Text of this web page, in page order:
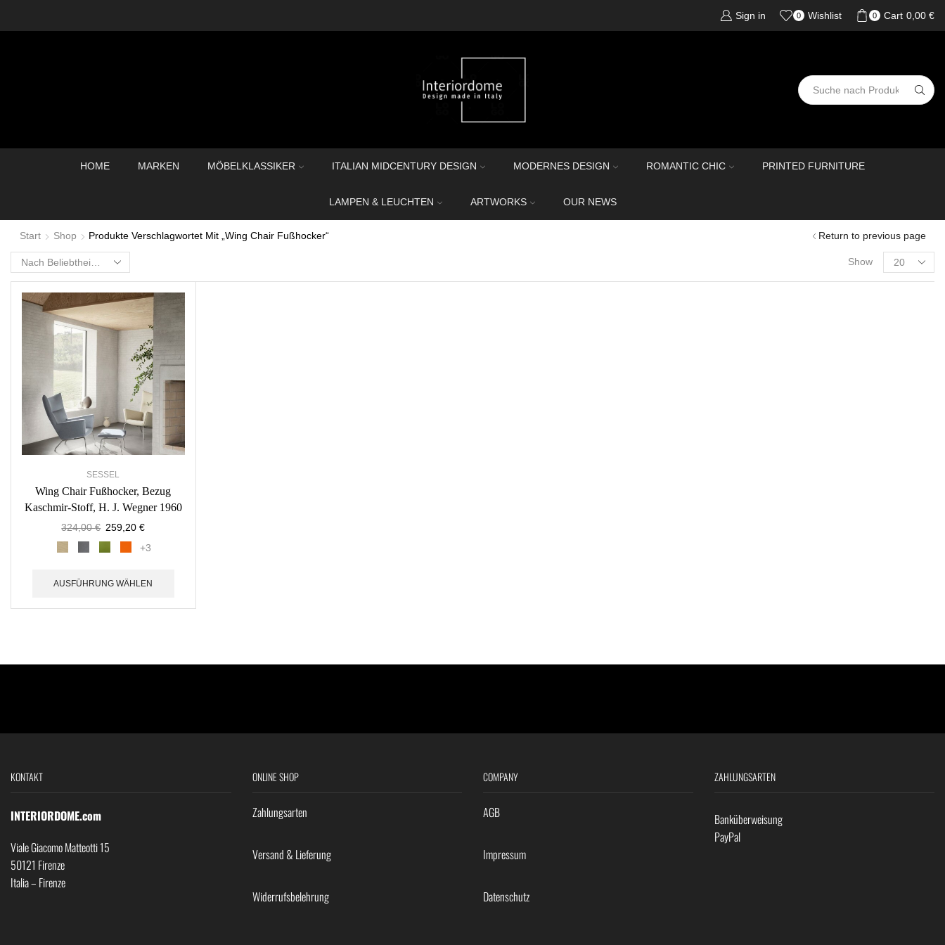
Sign in 0 Wishlist 0 Cart 0,00 €
HOME MARKEN MÖBELKLASSIKER ITALIAN MIDCENTURY DESIGN MODERNES DESIGN ROMANTIC CHIC PRINTED FURNITURE
LAMPEN & LEUCHTEN ARTWORKS OUR NEWS
Start Shop Produkte Verschlagwortet Mit „Wing Chair Fußhocker“ Return to previous page
Show
SESSEL
Wing Chair Fußhocker, Bezug
Kaschmir-Stoff, H. J. Wegner 1960
324,00€ 259,20€
+3
AUSFÜHRUNG WÄHLEN
KONTAKT
INTERIORDOME.com
Viale Giacomo Matteotti 15
50121 Firenze
Italia – Firenze
ONLINE SHOP
Zahlungsarten
Versand & Lieferung
Widerrufsbelehrung
COMPANY
AGB
Impressum
Datenschutz
ZAHLUNGSARTEN
Banküberweisung
PayPal